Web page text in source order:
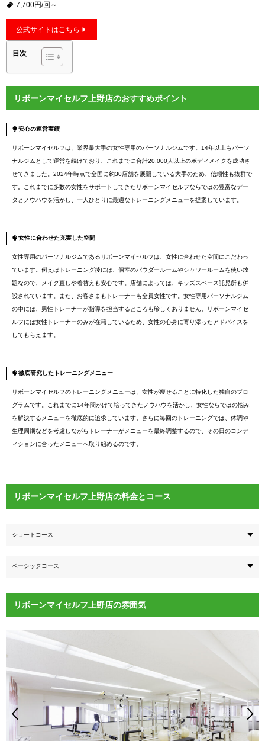
7,700円/回～
公式サイトはこちら
目次
リボーンマイセルフ上野店のおすすめポイント
安心の運営実績
リボーンマイセルフは、業界最大手の女性専用のパーソナルジムです。14年以上もパーソ
ナルジムとして運営を続けており、これまでに合計20,000人以上のボディメイクを成功さ
せてきました。2024年時点で全国に約30店舗を展開している大手のため、信頼性も抜群で
す。これまでに多数の女性をサポートしてきたリボーンマイセルフならではの豊富なデー
タとノウハウを活かし、一人ひとりに最適なトレーニングメニューを提案しています。
女性に合わせた充実した空間
女性専用のパーソナルジムであるリボーンマイセルフは、女性に合わせた空間にこだわっ
ています。例えばトレーニング後には、個室のパウダールームやシャワールームを使い放
題なので、メイク直しや着替えも安心です。店舗によっては、キッズスペース託児所も併
設されています。また、お客さまもトレーナーも全員女性です。女性専用パーソナルジム
の中には、男性トレーナーが指導を担当するところも珍しくありません。リボーンマイセ
ルフには女性トレーナーのみが在籍しているため、女性の心身に寄り添ったアドバイスを
してもらえます。
徹底研究したトレーニングメニュー
リボーンマイセルフのトレーニングメニューは、女性が痩せることに特化した独自のプロ
グラムです。これまでに14年間かけて培ってきたノウハウを活かし、女性ならではの悩み
を解決するメニューを徹底的に追求しています。さらに毎回のトレーニングでは、体調や
生理周期などを考慮しながらトレーナーがメニューを最終調整するので、その日のコンデ
ィションに合ったメニューへ取り組めるのです。
リボーンマイセルフ上野店の料金とコース
ショートコース
ベーシックコース
リボーンマイセルフ上野店の雰囲気